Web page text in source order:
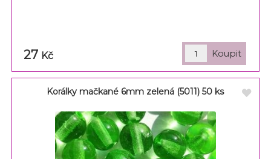
27 Kč
Korálky mačkané 6mm zelená (5011) 50 ks